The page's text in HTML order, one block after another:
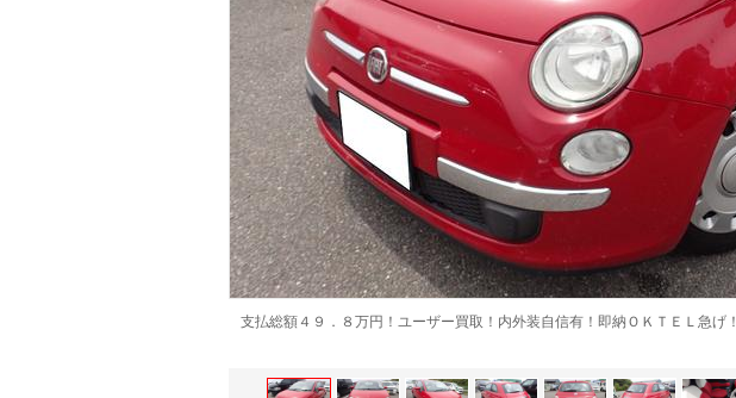
支払総額４９．８万円！ユーザー買取！内外装自信有！即納ＯＫＴＥＬ急げ！